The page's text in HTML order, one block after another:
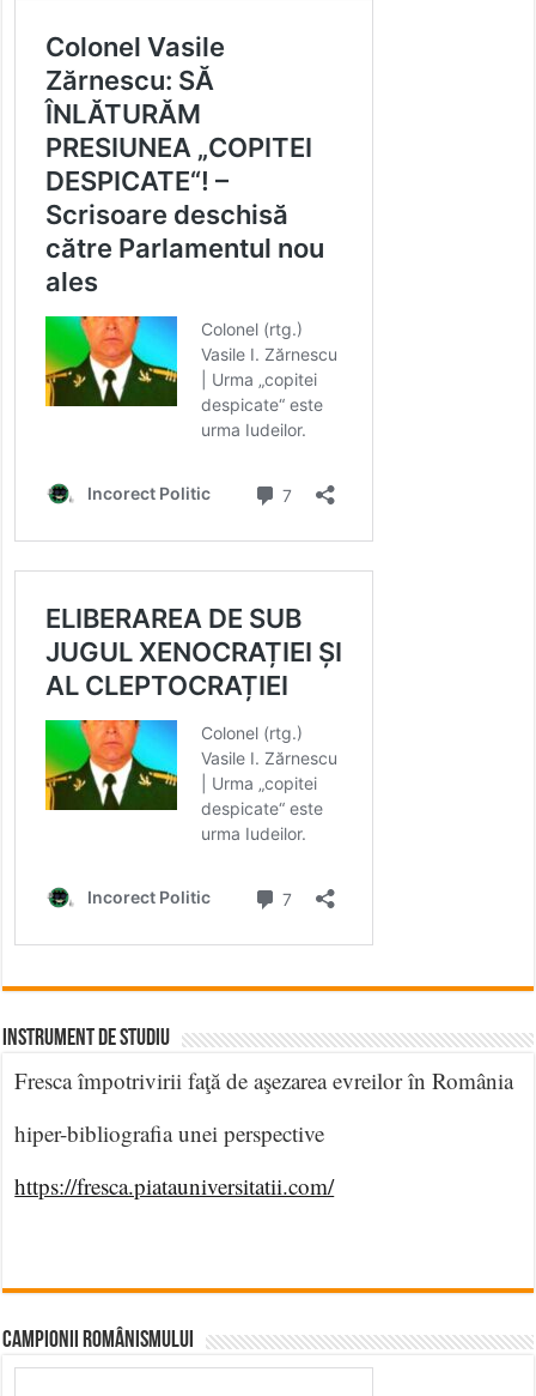
INSTRUMENT DE STUDIU
Fresca împotrivirii faţă de aşezarea evreilor în România
hiper-bibliografia unei perspective
https://fresca.piatauniversitatii.com/
CAMPIONII ROMÂNISMULUI